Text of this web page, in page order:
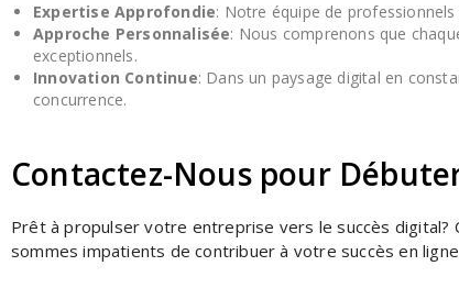
Expertise Approfondie: Notre équipe de
Approche Personnalisée: Nous comprenons que
exceptionnels.
Innovation Continue: Dans un paysage digital en
concurrence.
Contactez-Nous pour
Prêt à propulser votre entreprise vers le succès digital?
sommes impatients de contribuer à votre succès en